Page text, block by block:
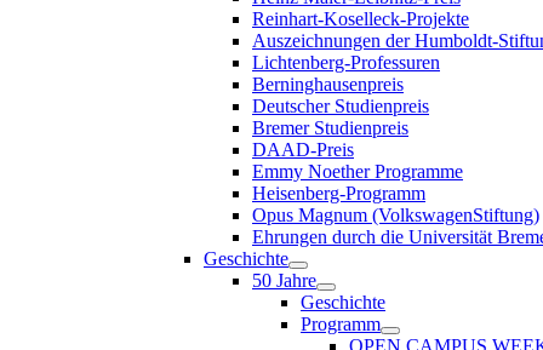
Reinhart-Koselleck-Projekte
Auszeichnungen der Humboldt-
Lichtenberg-Professuren
Berninghausenpreis
Deutscher Studienpreis
Bremer Studienpreis
DAAD-Preis
Emmy Noether Programme
Heisenberg-Programm
Opus Magnum (VolkswagenStiftung)
Ehrungen durch die Universität
Geschichte
50 Jahre
Geschichte
Programm
OPEN CAMPUS